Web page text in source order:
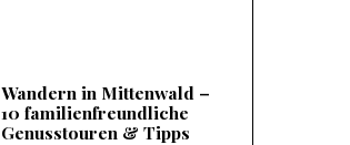
Wandern in Mittenwald –
10 familienfreundliche
Genusstouren & Tipps